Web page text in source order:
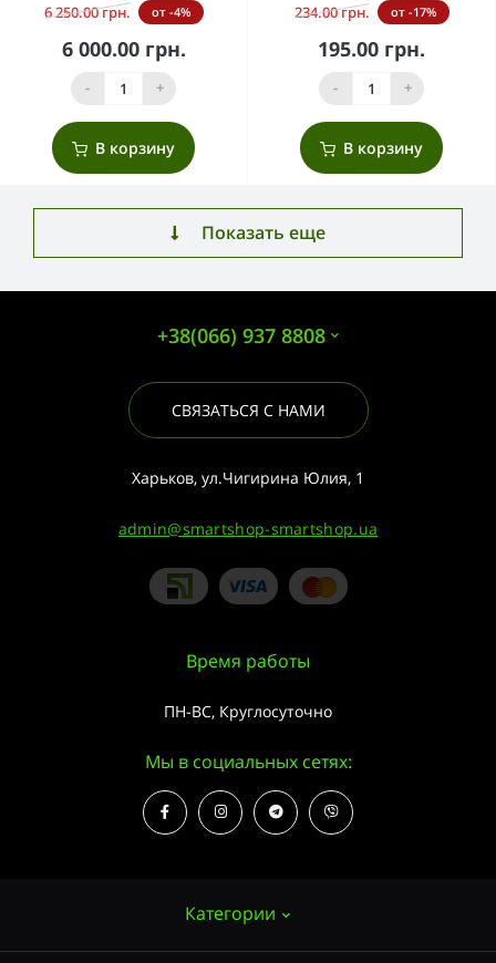
6 250.00 грн. от -4%
6 000.00 грн.
- +
В корзину
234.00 грн. от -17%
195.00 грн.
- +
В корзину
Показать еще
+38(066) 937 8808
СВЯЗАТЬСЯ С НАМИ
Харьков, ул.Чигирина Юлия, 1
admin@smartshop-smartshop.ua
Категории
Время работы
ПН-ВС, Круглосуточно
Мы в социальных сетях: